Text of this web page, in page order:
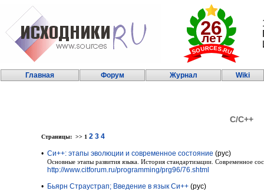
Главная Форум Журнал Wiki
C/C++
Страницы: >> 1 2 3 4
• Си++: этапы эволюции и современное состояние (рус)
Основные этапы развития языка. История стандартизации. Современное
http://www.citforum.ru/programming/prg96/76.shtml
• Бьярн Страустрап; Введение в язык Си++ (рус)